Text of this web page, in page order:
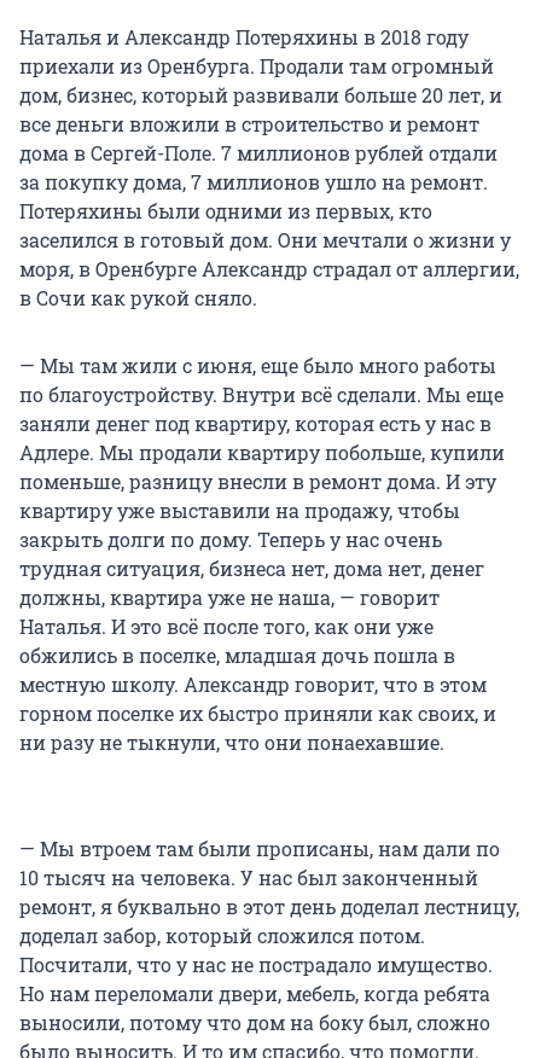
Наталья и Александр Потеряхины в 2018 году
приехали из Оренбурга. Продали там огромный
дом, бизнес, который развивали больше 20 лет, и
все деньги вложили в строительство и ремонт
дома в Сергей-Поле. 7 миллионов рублей отдали
за покупку дома, 7 миллионов ушло на ремонт.
Потеряхины были одними из первых, кто
заселился в готовый дом. Они мечтали о жизни у
моря, в Оренбурге Александр страдал от аллергии,
в Сочи как рукой сняло.
— Мы там жили с июня, еще было много работы
по благоустройству. Внутри всё сделали. Мы еще
заняли денег под квартиру, которая есть у нас в
Адлере. Мы продали квартиру побольше, купили
поменьше, разницу внесли в ремонт дома. И эту
квартиру уже выставили на продажу, чтобы
закрыть долги по дому. Теперь у нас очень
трудная ситуация, бизнеса нет, дома нет, денег
должны, квартира уже не наша, — говорит
Наталья. И это всё после того, как они уже
обжились в поселке, младшая дочь пошла в
местную школу. Александр говорит, что в этом
горном поселке их быстро приняли как своих, и
ни разу не тыкнули, что они понаехавшие.
— Мы втроем там были прописаны, нам дали по
10 тысяч на человека. У нас был законченный
ремонт, я буквально в этот день доделал лестницу,
доделал забор, который сложился потом.
Посчитали, что у нас не пострадало имущество.
Но нам переломали двери, мебель, когда ребята
выносили, потому что дом на боку был, сложно
было выносить. И то им спасибо, что помогли.